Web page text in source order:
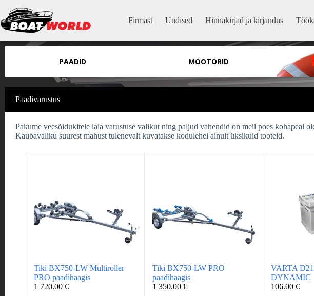
content
Firmast Uudised Hinnakirjad ja kirjandus
PAADID MOOTORID
Paadivarustus
Pakume veesõidukitele laia varustuse valikut ning paljud vahendid on meil poes kohapeal
Kaubavaliku suurest mahust tulenevalt kuvatakse kodulehel ainult üksikuid tooteid.
Tiki BX750-LW Multiroller
PRO paadihaagis
1 720.00 €
Tiki BX750-LW PRO
paadihaagis
1 350.00 €
VARTA
DYNAMIC
106.00 €